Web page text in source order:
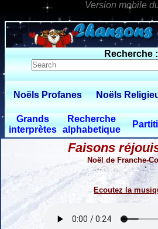
0 $limitbot 1
Recherche :
Noëls Profanes Noëls
Grands
interprètes
Recherche
alphabetique
Faisons
Noël de Franche-
Ecoutez la